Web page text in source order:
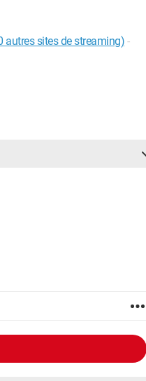
autres sites de streaming) -